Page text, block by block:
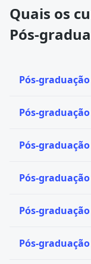
Quais os
Pós-
Pós-
Pós-
Pós-
Pós-
Pós-
Pós-